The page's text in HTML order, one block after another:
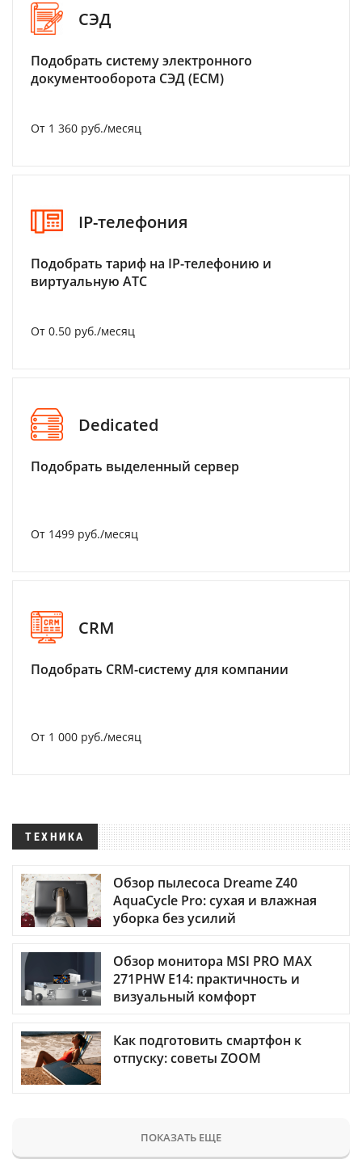
СЭД
Подобрать систему электронного
документооборота СЭД (ECM)
От 1 360 руб./месяц
IP-телефония
Подобрать тариф на IP-телефонию и
виртуальную АТС
От 0.50 руб./месяц
Dedicated
Подобрать выделенный сервер
От 1499 руб./месяц
CRM
Подобрать CRM-систему для компании
От 1 000 руб./месяц
ТЕХНИКА
Обзор пылесоса Dreame Z40
AquaCycle Pro: сухая и влажная
уборка без усилий
Обзор монитора MSI PRO MAX
271PHW E14: практичность и
визуальный комфорт
Как подготовить смартфон к
отпуску: советы ZOOM
ПОКАЗАТЬ ЕЩЕ